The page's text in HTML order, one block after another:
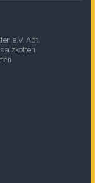
e.V. Abt.